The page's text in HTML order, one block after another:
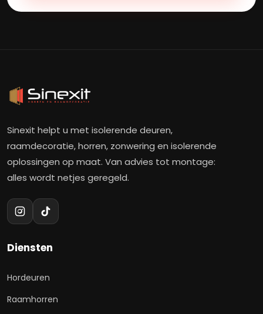
Sinexit helpt u met isolerende deuren,
raamdecoratie, horren, zonwering en isolerende
oplossingen op maat. Van advies tot montage:
alles wordt netjes geregeld.
Diensten
Hordeuren
Raamhorren